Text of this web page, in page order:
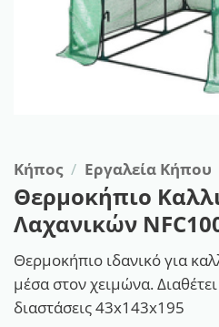
Κήπος / Εργαλεία Κήπου
Θερμοκήπιο
Λαχανικών
Θερμοκήπιο ιδανικό για
μέσα στον χειμώνα.
διαστάσεις 43x143x195